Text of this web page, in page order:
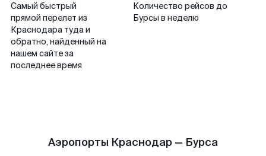
Самый быстрый
прямой перелет из
Краснодара туда и
обратно, найденный на
нашем сайте за
последнее время
Количество рейсов до
Бурсы в неделю
Аэропорты Краснодар — Бурса